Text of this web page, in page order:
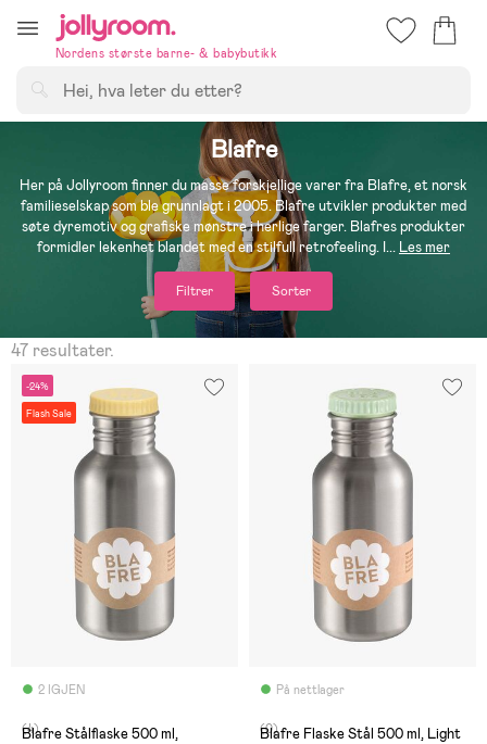
till
innehålletNordens største barne- & babybutikk
Blafre
Her på Jollyroom finner du masse forskjellige varer fra Blafre, et norsk
familieselskap som ble grunnlagt i 2005. Blafre utvikler produkter med
søte dyremotiv og grafiske mønstre i herlige farger. Blafres produkter
formidler lekenhet blandet med en stilfull retrofeeling. I... Les mer
Filtrer Sorter
47 resultater.
-24%
Flash Sale
2 IGJEN
(4)
Blafre Stålflaske 500 ml,
På nettlager
(0)
Blafre Flaske Stål 500 ml, Light